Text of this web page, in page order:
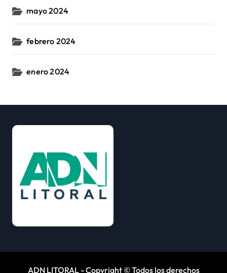
mayo 2024
febrero 2024
enero 2024
ADN LITORAL - Copyright © Todos los derechos